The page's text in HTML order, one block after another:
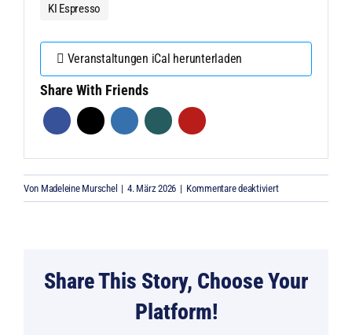
KI Espresso
Veranstaltungen iCal herunterladen
Share With Friends
Von Madeleine Murschel | 4. März 2026 | Kommentare deaktiviertfür
FOCUS
Share This Story, Choose Your
Platform!